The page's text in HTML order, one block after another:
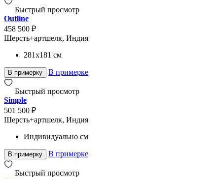
Быстрый просмотр
Outline
458 500 ₽
Шерсть+артшелк, Индия
281x181 см
В примерку В примерке
Быстрый просмотр
Simple
501 500 ₽
Шерсть+артшелк, Индия
Индивидуально см
В примерку В примерке
Быстрый просмотр